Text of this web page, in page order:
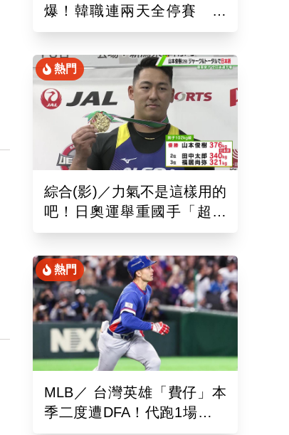
爆！韓職連兩天全停賽 工
作人員、球迷頻傳熱傷害
熱門
綜合(影)／力氣不是這樣用的
吧！日奧運舉重國手「超商
偷雞蛋」被活逮把店員推到
熱門
MLB／ 台灣英雄「費仔」本
季二度遭DFA！代跑1場沒有